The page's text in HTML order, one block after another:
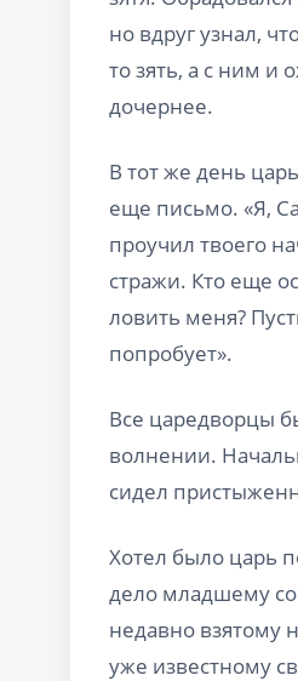
но вдруг узнал,
то зять, а с ним и
дочернее.
В тот же день
еще письмо. «Я,
проучил твоего
стражи. Кто еще
ловить меня?
попробует».
Все царедворцы
волнении.
сидел
Хотел было царь
дело младшему
недавно взятому
уже известному